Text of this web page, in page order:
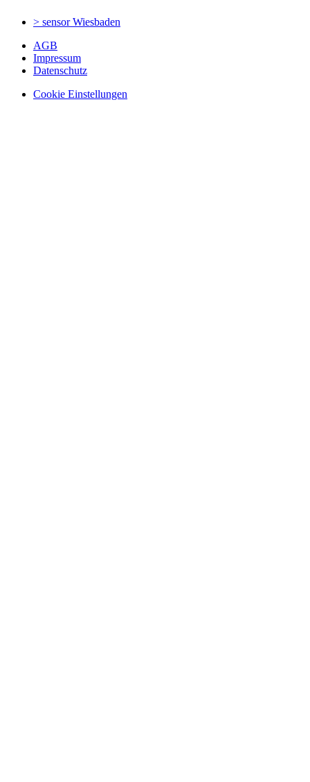
> sensorWiesbaden
AGB
Impressum
Datenschutz
Cookie Einstellungen